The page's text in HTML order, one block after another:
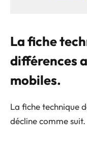
La fiche
différences
mobiles.
La fiche technique
décline comme suit.